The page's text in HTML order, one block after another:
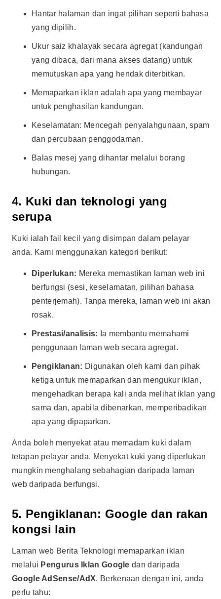
Hantar halaman dan ingat pilihan seperti bahasa
yang dipilih.
Ukur saiz khalayak secara agregat (kandungan
yang dibaca, dari mana akses datang) untuk
memutuskan apa yang hendak diterbitkan.
Memaparkan iklan adalah apa yang membayar
untuk penghasilan kandungan.
Keselamatan: Mencegah penyalahgunaan, spam
dan percubaan penggodaman.
Balas mesej yang dihantar melalui borang
hubungan.
4. Kuki dan teknologi yang
serupa
Kuki ialah fail kecil yang disimpan dalam pelayar
anda. Kami menggunakan kategori berikut:
Diperlukan: Mereka memastikan laman web ini
berfungsi (sesi, keselamatan, pilihan bahasa
penterjemah). Tanpa mereka, laman web ini akan
rosak.
Prestasi/analisis: Ia membantu memahami
penggunaan laman web secara agregat.
Pengiklanan: Digunakan oleh kami dan pihak
ketiga untuk memaparkan dan mengukur iklan,
mengehadkan berapa kali anda melihat iklan yang
sama dan, apabila dibenarkan, memperibadikan
apa yang dipaparkan.
Anda boleh menyekat atau memadam kuki dalam
tetapan pelayar anda. Menyekat kuki yang diperlukan
mungkin menghalang sebahagian daripada laman
web daripada berfungsi.
5. Pengiklanan: Google dan rakan
kongsi lain
Laman web Berita Teknologi memaparkan iklan
melalui Pengurus Iklan Google dan daripada
Google AdSense/AdX. Berkenaan dengan ini, anda
perlu tahu: